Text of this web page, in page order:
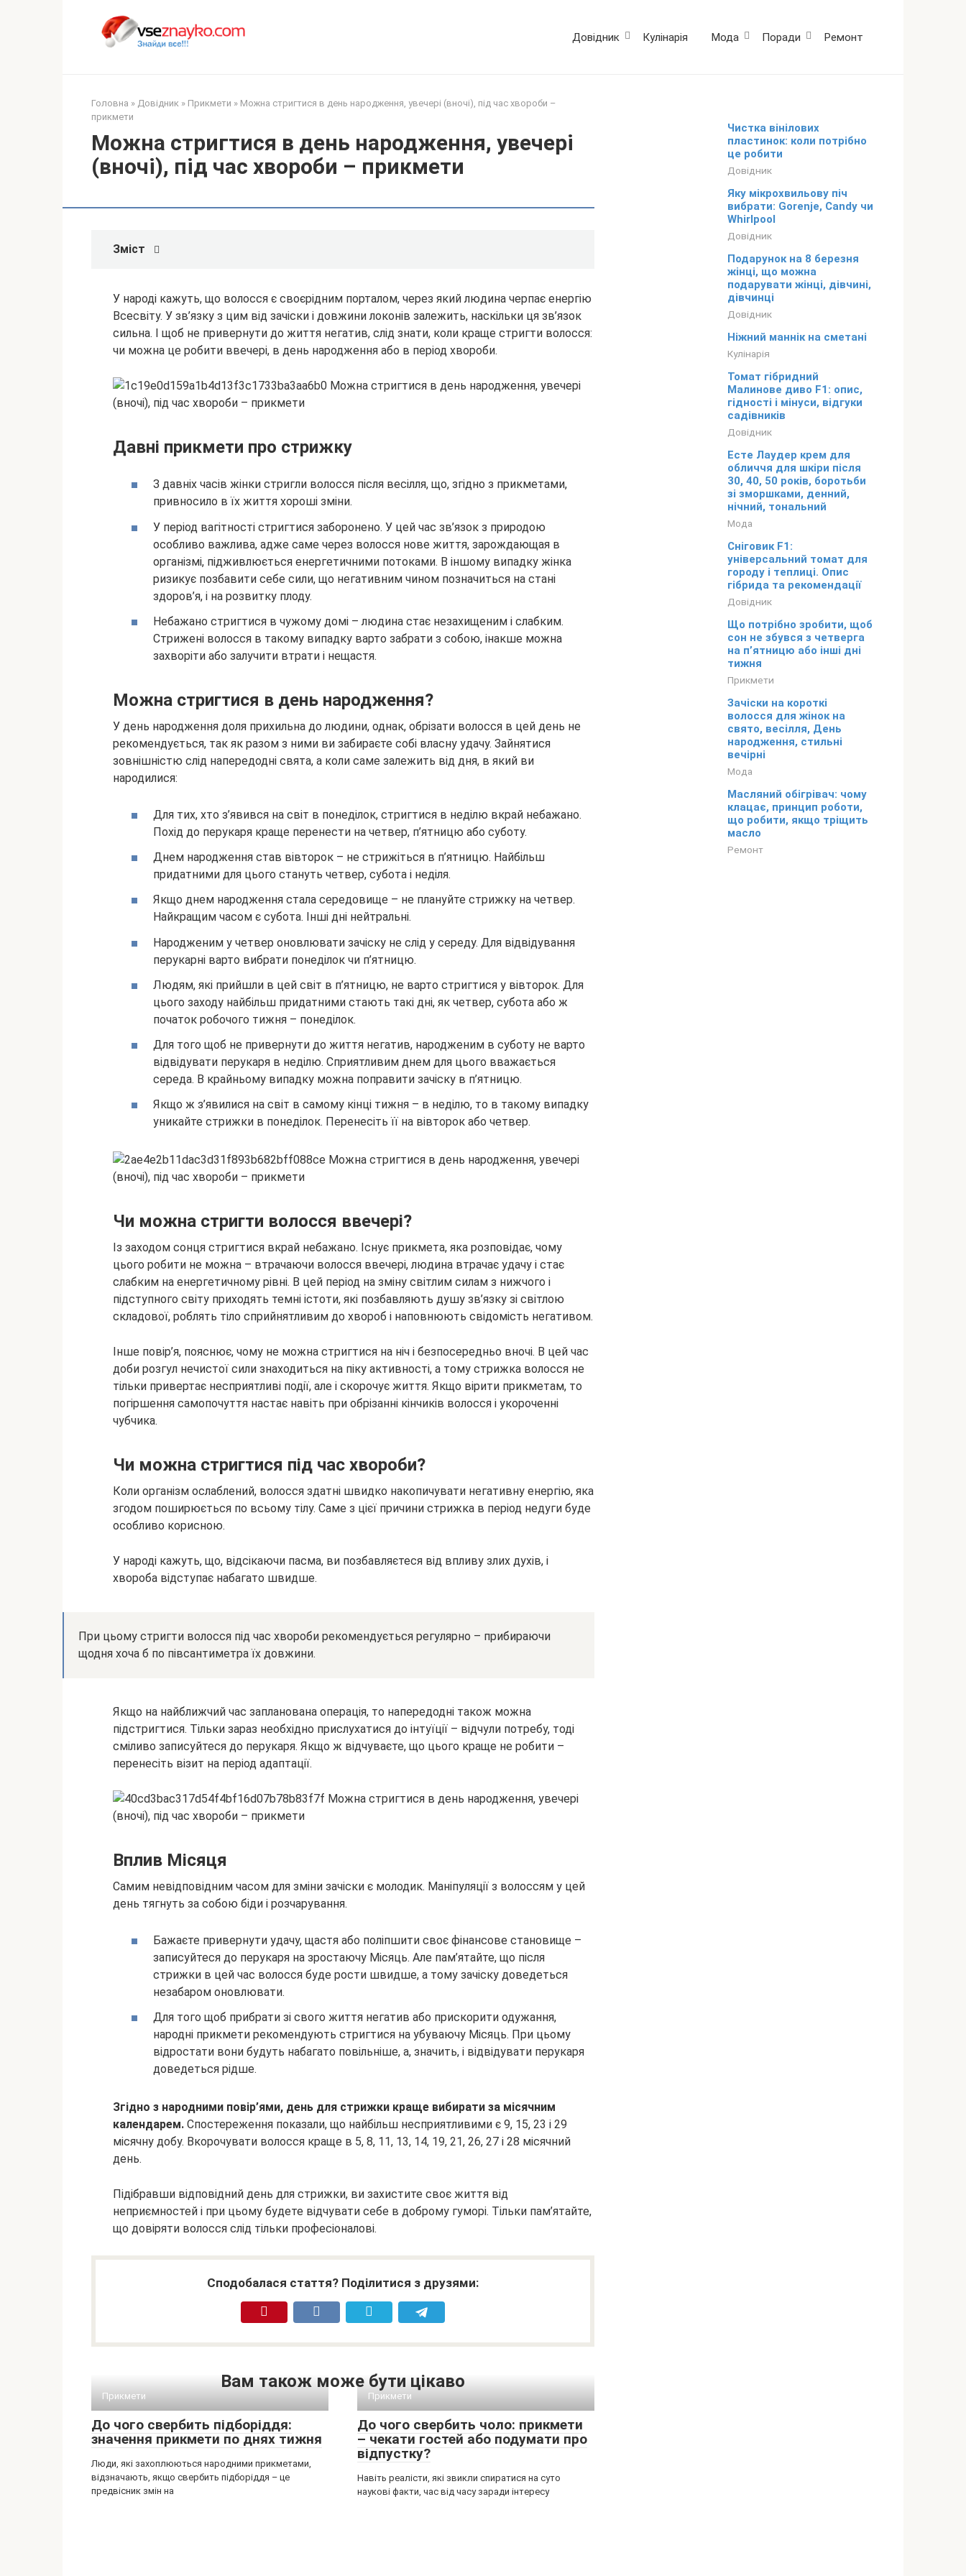
Довідник Кулінарія Мода Поради Ремонт
Головна » Довідник » Прикмети » Можна стригтися в день народження, увечері (вночі), під час хвороби –
прикмети
Можна стригтися в день народження, увечері
(вночі), під час хвороби – прикмети
Зміст
У народі кажуть, що волосся є своєрідним порталом, через який людина черпає енергію
Всесвіту. У зв’язку з цим від зачіски і довжини локонів залежить, наскільки ця зв’язок
сильна. І щоб не привернути до життя негатив, слід знати, коли краще стригти волосся:
чи можна це робити ввечері, в день народження або в період хвороби.
Давні прикмети про стрижку
З давніх часів жінки стригли волосся після весілля, що, згідно з прикметами,
привносило в їх життя хороші зміни.
У період вагітності стригтися заборонено. У цей час зв’язок з природою
особливо важлива, адже саме через волосся нове життя, зарождающая в
організмі, підживлюється енергетичними потоками. В іншому випадку жінка
ризикує позбавити себе сили, що негативним чином позначиться на стані
здоров’я, і на розвитку плоду.
Небажано стригтися в чужому домі – людина стає незахищеним і слабким.
Стрижені волосся в такому випадку варто забрати з собою, інакше можна
захворіти або залучити втрати і нещастя.
Можна стригтися в день народження?
У день народження доля прихильна до людини, однак, обрізати волосся в цей день не
рекомендується, так як разом з ними ви забираєте собі власну удачу. Зайнятися
зовнішністю слід напередодні свята, а коли саме залежить від дня, в який ви
народилися:
Для тих, хто з’явився на світ в понеділок, стригтися в неділю вкрай небажано.
Похід до перукаря краще перенести на четвер, п’ятницю або суботу.
Днем народження став вівторок – не стрижіться в п’ятницю. Найбільш
придатними для цього стануть четвер, субота і неділя.
Якщо днем народження стала середовище – не плануйте стрижку на четвер.
Найкращим часом є субота. Інші дні нейтральні.
Народженим у четвер оновлювати зачіску не слід у середу. Для відвідування
перукарні варто вибрати понеділок чи п’ятницю.
Людям, які прийшли в цей світ в п’ятницю, не варто стригтися у вівторок. Для
цього заходу найбільш придатними стають такі дні, як четвер, субота або ж
початок робочого тижня – понеділок.
Для того щоб не привернути до життя негатив, народженим в суботу не варто
відвідувати перукаря в неділю. Сприятливим днем для цього вважається
середа. В крайньому випадку можна поправити зачіску в п’ятницю.
Якщо ж з’явилися на світ в самому кінці тижня – в неділю, то в такому випадку
уникайте стрижки в понеділок. Перенесіть її на вівторок або четвер.
Чи можна стригти волосся ввечері?
Із заходом сонця стригтися вкрай небажано. Існує прикмета, яка розповідає, чому
цього робити не можна – втрачаючи волосся ввечері, людина втрачає удачу і стає
слабким на енергетичному рівні. В цей період на зміну світлим силам з нижчого і
підступного світу приходять темні істоти, які позбавляють душу зв’язку зі світлою
складової, роблять тіло сприйнятливим до хвороб і наповнюють свідомість негативом.
Інше повір’я, пояснює, чому не можна стригтися на ніч і безпосередньо вночі. В цей час
доби розгул нечистої сили знаходиться на піку активності, а тому стрижка волосся не
тільки привертає несприятливі події, але і скорочує життя. Якщо вірити прикметам, то
погіршення самопочуття настає навіть при обрізанні кінчиків волосся і укороченні
чубчика.
Чи можна стригтися під час хвороби?
Коли організм ослаблений, волосся здатні швидко накопичувати негативну енергію, яка
згодом поширюється по всьому тілу. Саме з цієї причини стрижка в період недуги буде
особливо корисною.
У народі кажуть, що, відсікаючи пасма, ви позбавляєтеся від впливу злих духів, і
хвороба відступає набагато швидше.
При цьому стригти волосся під час хвороби рекомендується регулярно – прибираючи
щодня хоча б по півсантиметра їх довжини.
Якщо на найближчий час запланована операція, то напередодні також можна
підстригтися. Тільки зараз необхідно прислухатися до інтуїції – відчули потребу, тоді
сміливо записуйтеся до перукаря. Якщо ж відчуваєте, що цього краще не робити –
перенесіть візит на період адаптації.
Вплив Місяця
Самим невідповідним часом для зміни зачіски є молодик. Маніпуляції з волоссям у цей
день тягнуть за собою біди і розчарування.
Бажаєте привернути удачу, щастя або поліпшити своє фінансове становище –
записуйтеся до перукаря на зростаючу Місяць. Але пам’ятайте, що після
стрижки в цей час волосся буде рости швидше, а тому зачіску доведеться
незабаром оновлювати.
Для того щоб прибрати зі свого життя негатив або прискорити одужання,
народні прикмети рекомендують стригтися на убуваючу Місяць. При цьому
відростати вони будуть набагато повільніше, а, значить, і відвідувати перукаря
доведеться рідше.
Згідно з народними повір’ями, день для стрижки краще вибирати за місячним
календарем. Спостереження показали, що найбільш несприятливими є 9, 15, 23 і 29
місячну добу. Вкорочувати волосся краще в 5, 8, 11, 13, 14, 19, 21, 26, 27 і 28 місячний
день.
Підібравши відповідний день для стрижки, ви захистите своє життя від
неприємностей і при цьому будете відчувати себе в доброму гуморі. Тільки пам’ятайте,
що довіряти волосся слід тільки професіоналові.
Сподобалася стаття? Поділитися з друзями:
Вам також може бути цікаво
Прикмети
До чого свербить підборіддя:
значення прикмети по днях тижня
Люди, які захоплюються народними прикметами,
відзначають, якщо свербить підборіддя – це
предвісник змін на
Прикмети
До чого свербить чоло: прикмети
– чекати гостей або подумати про
відпустку?
Навіть реалісти, які звикли спиратися на суто
наукові факти, час від часу заради інтересу
Чистка вінілових
пластинок: коли потрібно
це робити
Довідник
Яку мікрохвильову піч
вибрати: Gorenje, Candy чи
Whirlpool
Довідник
Подарунок на 8 березня
жінці, що можна
подарувати жінці, дівчині,
дівчинці
Довідник
Ніжний маннік на сметані
Кулінарія
Томат гібридний
Малинове диво F1: опис,
гідності і мінуси, відгуки
садівників
Довідник
Есте Лаудер крем для
обличчя для шкіри після
30, 40, 50 років, боротьби
зі зморшками, денний,
нічний, тональний
Мода
Сніговик F1:
універсальний томат для
городу і теплиці. Опис
гібрида та рекомендації
Довідник
Що потрібно зробити, щоб
сон не збувся з четверга
на п’ятницю або інші дні
тижня
Прикмети
Зачіски на короткі
волосся для жінок на
свято, весілля, День
народження, стильні
вечірні
Мода
Масляний обігрівач: чому
клацає, принцип роботи,
що робити, якщо тріщить
масло
Ремонт